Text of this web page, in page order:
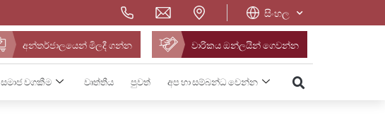
සිංහල
අන්තර්ජාලයෙන් මිලදී ගන්න වාරිකය ඔන්ලයින් ගෙවන්න
සමාජ වගකීම වෘත්තීය පුවත් අප හා සම්බන්ධ වෙන්න